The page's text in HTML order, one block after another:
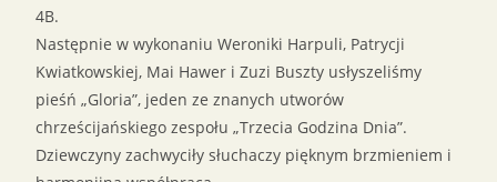
4B.
Następnie w wykonaniu Weroniki Harpuli, Patrycji
Kwiatkowskiej, Mai Hawer i Zuzi Buszty usłyszeliśmy
pieśń „Gloria”, jeden ze znanych utworów
chrześcijańskiego zespołu „Trzecia Godzina Dnia”.
Dziewczyny zachwyciły słuchaczy pięknym brzmieniem i